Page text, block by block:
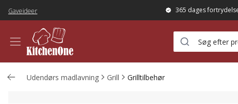
Gaveideer 365 dages
Udendørs madlavning Grill Grilltilbehør